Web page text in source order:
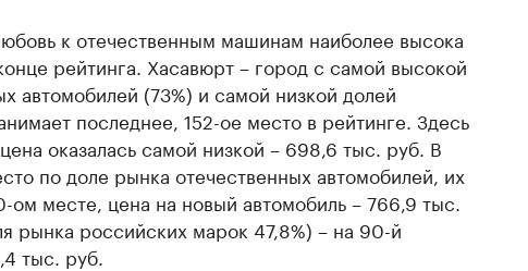
к отечественным машинам наиболее высока
рейтинга. Хасавюрт – город с самой высокой
автомобилей (73%) и самой низкой долей
последнее, 152-ое место в рейтинге. Здесь
оказалась самой низкой – 698,6 тыс. руб. В
по доле рынка отечественных автомобилей, их
ом месте, цена на новый автомобиль – 766,9 тыс.
рынка российских марок 47,8%) – на 90-й
тыс. руб.